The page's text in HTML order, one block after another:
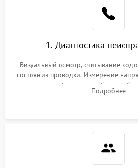
1. Диагностика
Визуальный осмотр, считывание
состояния проводки. Измерение
колодке. Анализ жалоб на
конвекцией, панелью управления или
Подробнее